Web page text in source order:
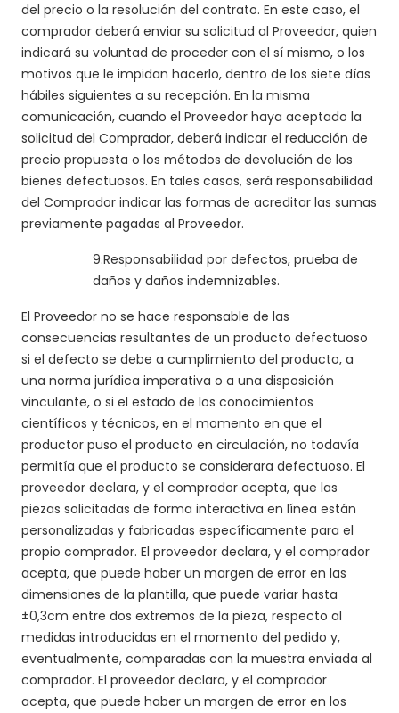
del precio o la resolución del contrato. En este caso, el
comprador deberá enviar su solicitud al Proveedor, quien
indicará su voluntad de proceder con el sí mismo, o los
motivos que le impidan hacerlo, dentro de los siete días
hábiles siguientes a su recepción. En la misma
comunicación, cuando el Proveedor haya aceptado la
solicitud del Comprador, deberá indicar el reducción de
precio propuesta o los métodos de devolución de los
bienes defectuosos. En tales casos, será responsabilidad
del Comprador indicar las formas de acreditar las sumas
previamente pagadas al Proveedor.
9.Responsabilidad por defectos, prueba de
daños y daños indemnizables.
El Proveedor no se hace responsable de las
consecuencias resultantes de un producto defectuoso
si el defecto se debe a cumplimiento del producto, a
una norma jurídica imperativa o a una disposición
vinculante, o si el estado de los conocimientos
científicos y técnicos, en el momento en que el
productor puso el producto en circulación, no todavía
permitía que el producto se considerara defectuoso. El
proveedor declara, y el comprador acepta, que las
piezas solicitadas de forma interactiva en línea están
personalizadas y fabricadas específicamente para el
propio comprador. El proveedor declara, y el comprador
acepta, que puede haber un margen de error en las
dimensiones de la plantilla, que puede variar hasta
±0,3cm entre dos extremos de la pieza, respecto al
medidas introducidas en el momento del pedido y,
eventualmente, comparadas con la muestra enviada al
comprador. El proveedor declara, y el comprador
acepta, que puede haber un margen de error en los